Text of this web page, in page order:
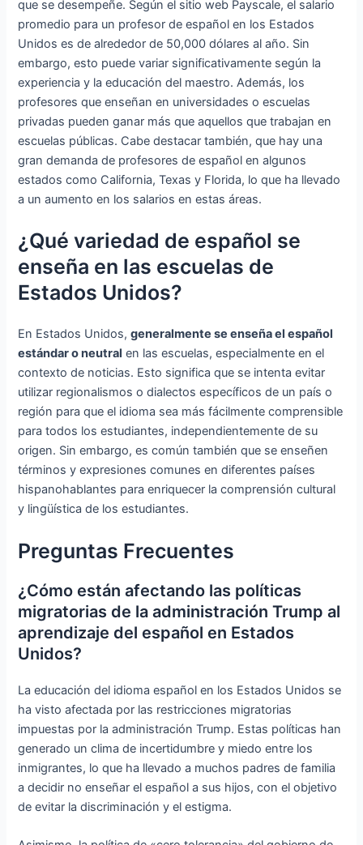
que se desempeñe. Según el sitio web Payscale, el salario
promedio para un profesor de español en los Estados
Unidos es de alrededor de 50,000 dólares al año. Sin
embargo, esto puede variar significativamente según la
experiencia y la educación del maestro. Además, los
profesores que enseñan en universidades o escuelas
privadas pueden ganar más que aquellos que trabajan en
escuelas públicas. Cabe destacar también, que hay una
gran demanda de profesores de español en algunos
estados como California, Texas y Florida, lo que ha llevado
a un aumento en los salarios en estas áreas.
¿Qué variedad de español se
enseña en las escuelas de
Estados Unidos?
En Estados Unidos,generalmente se enseña el español
estándar o neutral en las escuelas, especialmente en el
contexto de noticias. Esto significa que se intenta evitar
utilizar regionalismos o dialectos específicos de un país o
región para que el idioma sea más fácilmente comprensible
para todos los estudiantes, independientemente de su
origen. Sin embargo, es común también que se enseñen
términos y expresiones comunes en diferentes países
hispanohablantes para enriquecer la comprensión cultural
y lingüística de los estudiantes.
Preguntas Frecuentes
¿Cómo están afectando las políticas
migratorias de la administración Trump al
aprendizaje del español en Estados
Unidos?
La educación del idioma español en los Estados Unidos se
ha visto afectada por las restricciones migratorias
impuestas por la administración Trump. Estas políticas han
generado un clima de incertidumbre y miedo entre los
inmigrantes, lo que ha llevado a muchos padres de familia
a decidir no enseñar el español a sus hijos, con el objetivo
de evitar la discriminación y el estigma.